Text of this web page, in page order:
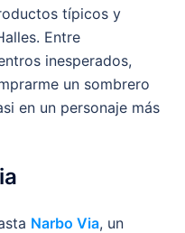
típicos y
Entre
inesperados,
un sombrero
en un personaje más
Narbo Via, un